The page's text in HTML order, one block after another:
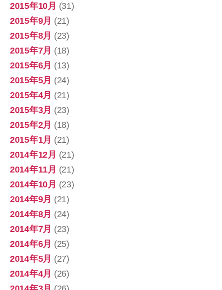
2015年10月 (31)
2015年9月 (21)
2015年8月 (23)
2015年7月 (18)
2015年6月 (13)
2015年5月 (24)
2015年4月 (21)
2015年3月 (23)
2015年2月 (18)
2015年1月 (21)
2014年12月 (21)
2014年11月 (21)
2014年10月 (23)
2014年9月 (21)
2014年8月 (24)
2014年7月 (23)
2014年6月 (25)
2014年5月 (27)
2014年4月 (26)